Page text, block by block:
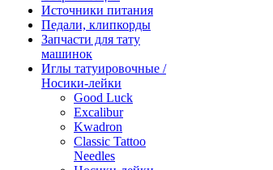
Источники питания
Педали, клипкорды
Запчасти для тату
машинок
Иглы татуировочные /
Носики-лейки
Good Luck
Excalibur
Kwadron
Classic Tattoo
Needles